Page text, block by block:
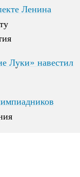
Ленина
Ленина
Луки» навестил
Луки» навестил